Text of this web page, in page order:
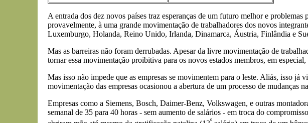
A entrada dos dez novos países traz esperanças de um futuro melhor e
provavelmente, à uma grande movimentação de trabalhadores dos novos
Luxemburgo, Holanda, Reino Unido, Irlanda, Dinamarca, Áustria, Finlândia e
Mas as barreiras não foram derrubadas. Apesar da livre movimentação de
tornar essa movimentação proibitiva para os novos estados membros, em
Mas isso não impede que as empresas se movimentem para o leste. Aliás, isso
movimentação das empresas ocasionou a abertura de um processo de mudanças
Empresas como a Siemens, Bosch, Daimer-Benz, Volkswagen, e outras
semanal de 35 para 40 horas - sem aumento de salários - em troca do
º